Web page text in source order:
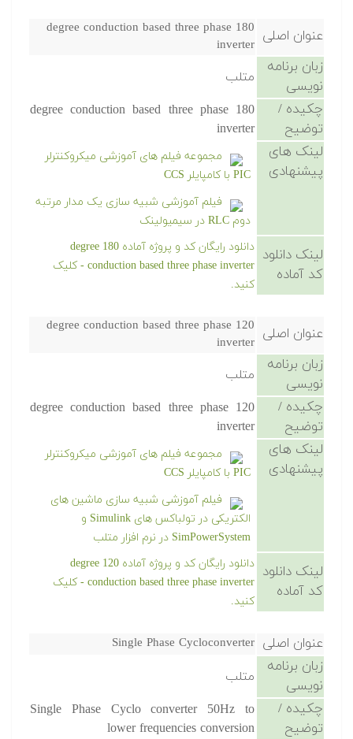
عنوان اصلی
180 degree conduction based three phase
inverter
زبان برنامه
نویسی
متلب
چکیده /
توضیح
180 degree conduction based three phase
inverter
لینک های
پیشنهادی
مجموعه فیلم های آموزشی میکروکنترلر
PIC با کامپایلر CCS
فیلم آموزشی شبیه سازی یک مدار مرتبه
دوم RLC در سیمیولینک
لینک دانلود
کد آماده
دانلود رایگان کد و پروژه آماده 180 degree
conduction based three phase inverter - کلیک
کنید.
عنوان اصلی
120 degree conduction based three phase
inverter
زبان برنامه
نویسی
متلب
چکیده /
توضیح
120 degree conduction based three phase
inverter
لینک های
پیشنهادی
مجموعه فیلم های آموزشی میکروکنترلر
PIC با کامپایلر CCS
فیلم آموزشی شبیه سازی ماشین های
الکتریکی در تولباکس های Simulink و
SimPowerSystem در نرم افزار متلب
لینک دانلود
کد آماده
دانلود رایگان کد و پروژه آماده 120 degree
conduction based three phase inverter - کلیک
کنید.
عنوان اصلی Single Phase Cycloconverter
زبان برنامه
نویسی
متلب
چکیده /
توضیح
Single Phase Cyclo converter 50Hz to
lower frequencies conversion